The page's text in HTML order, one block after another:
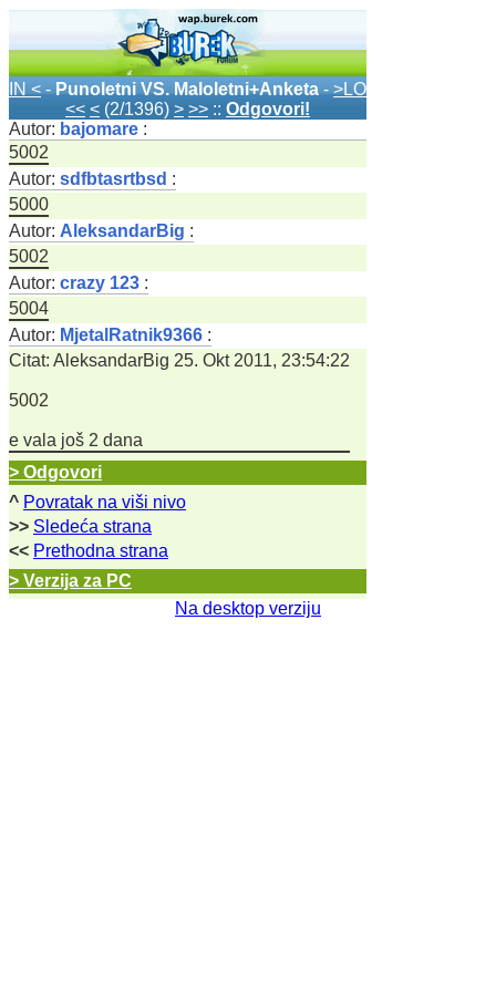
IN < - Punoletni VS. Maloletni+Anketa - >LO
<< < (2/1396) > >> :: Odgovori!
Autor: bajomare :
5002
Autor: sdfbtasrtbsd :
5000
Autor: AleksandarBig :
5002
Autor: crazy 123 :
5004
Autor: MjetalRatnik9366 :
Citat: AleksandarBig 25. Okt 2011, 23:54:22
5002
e vala još 2 dana
> Odgovori
^ Povratak na viši nivo
>> Sledeća strana
<< Prethodna strana
> Verzija za PC
Na desktop verziju